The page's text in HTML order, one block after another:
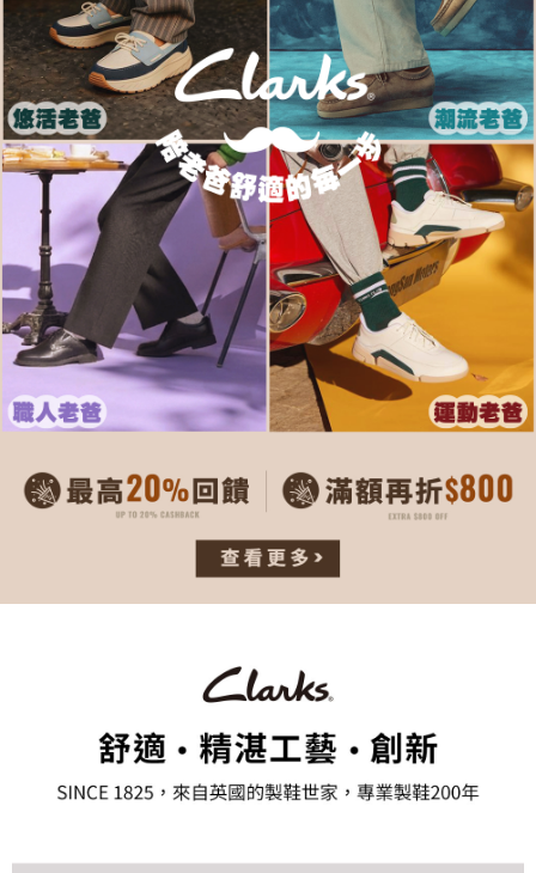
【注意事項】
１．透過由恩沛科技股份有限公司提供之「AFTEE先享後付」服務完成之交
易，需依本服務之必要範圍內提供個人資料，並將交易相關給付款項請求債
權轉讓予恩沛科技股份有限公司。
２．關於個人資料處理事宜，請瀏覽以下網址：
https://aftee.tw/terms/#terms3
３．未成年的使用者請事先徵得法定代理人或監護人之同意方可使用
「AFTEE先享後付」，若未經同意申辦者引起之損失，本公司不負相關責
４．使用「AFTEE先享後付」時，將依據個別帳號之用戶狀況，依本公司即
時審查核予不同之上限額度；若仍有額度不足之情形，本公司將視審查結果
請求用戶進行身份認證。
５．嚴禁一人註冊多個帳號或使用他人資訊註冊。若發現惡意使用之情形，
恩沛科技股份有限公司將有權停止該用戶之使用額度並採取法律行動。
宅配-離島
每筆NT$120，滿NT$1,000(含以上)免運費